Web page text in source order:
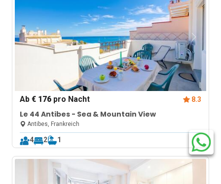
Ab€ 176 pro Nacht 8.3
Le 44 Antibes - Sea & Mountain View
Antibes, Frankreich
4 2 1